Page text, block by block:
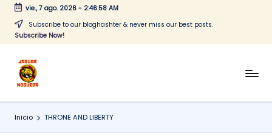
Saltar
vie., 7 ago. 2026- 2:46:58 AM
Subscribe to our bloghashter & never miss our best posts.
Subscribe Now!
J
a
g
CONTENIDO
Inicio THRONE AND LIBERTY